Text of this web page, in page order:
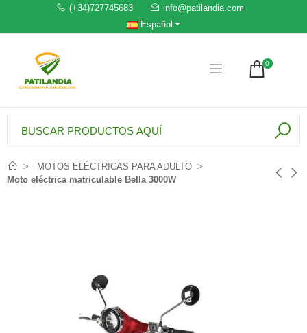
(+34)727745683
info@patilandia.com
Español
0
MOTOS ELÉCTRICAS PARA ADULTO
Moto eléctrica matriculable Bella 3000W